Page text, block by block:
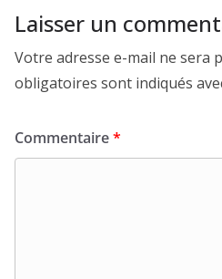
Laisser un
Votre adresse e-mail ne sera
obligatoires sont indiqués
Commentaire*